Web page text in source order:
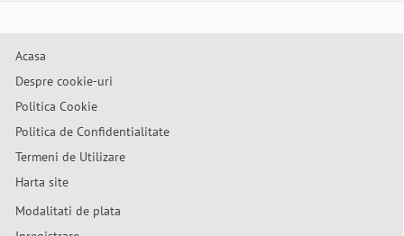
Acasa
Despre cookie-uri
Politica Cookie
Politica de Confidentialitate
Termeni de Utilizare
Harta site
Modalitati de plata